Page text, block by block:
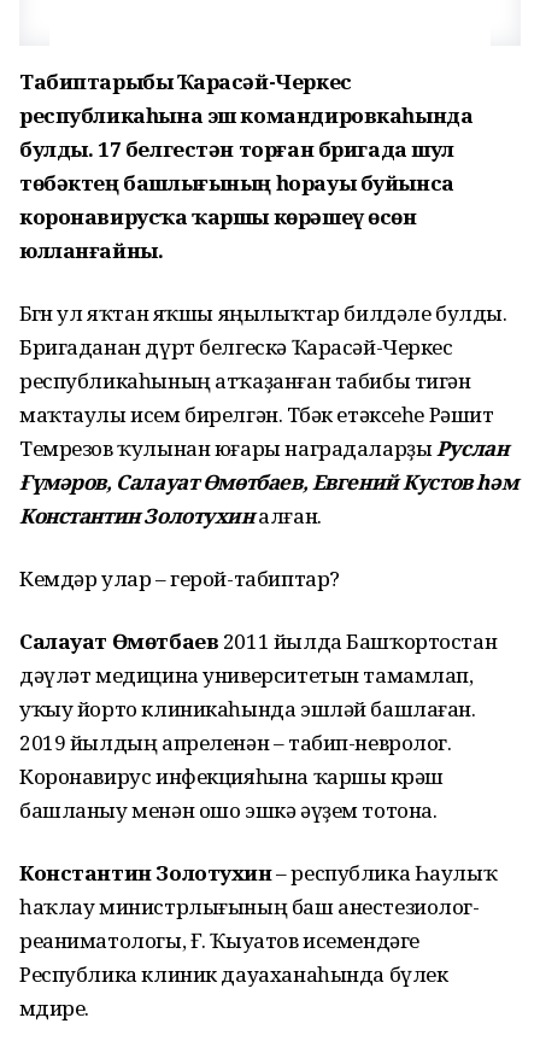
Табиптарыбыҙ Ҡарасәй-Черкес
республикаһына эш командировкаһында
булды. 17 белгестән торған бригада шул
төбәктең башлығының һорауы буйынса
коронавирусҡа ҡаршы көрәшеү өсөн
юлланғайны.
Бөгөн ул яҡтан яҡшы яңылыҡтар билдәле булды.
Бригаданан дүрт белгескә Ҡарасәй-Черкес
республикаһының атҡаҙанған табибы тигән
маҡтаулы исем бирелгән. Төбәк етәксеһе Рәшит
Темрезов ҡулынан юғары наградаларҙыРуслан
Ғүмәров, Салауат Өмөтбаев, Евгений Кустов һәм
Константин Золотухиналған.
Кемдәр улар – герой-табиптар?
Салауат Өмөтбаев 2011 йылда Башҡортостан
дәүләт медицина университетын тамамлап,
уҡыу йорто клиникаһында эшләй башлаған.
2019 йылдың апреленән – табип-невролог.
Коронавирус инфекцияһына ҡаршы көрәш
башланыу менән ошо эшкә әүҙем тотона.
Константин Золотухин– республика Һаулыҡ
һаҡлау министрлығының баш анестезиолог-
реаниматологы, Ғ. Ҡыуатов исемендәге
Республика клиник дауаханаһында бүлек
мөдире.